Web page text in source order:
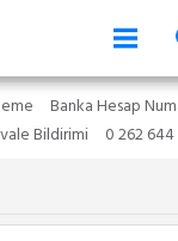
Banka Hesap
Bildirimi 0 262 644